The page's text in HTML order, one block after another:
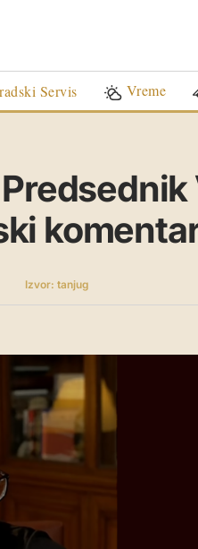
Servis Vreme
Izvor: tanjug